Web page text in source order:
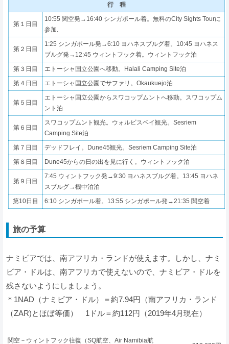
行 程
第１日目
10:55 関空発→16:40 シンガポール着。無料のCity Sights Tourに
参加.
第２日目
1:25 シンガポール発→6:10 ヨハネスブルグ着。10:45 ヨハネス
ブルグ発→12:45 ウィントフック着。ウィントフック泊
第３日目
エトーシャ国立公園へ移動。Halali Camping Site泊
第４日目
エトーシャ国立公園でサファリ。Okaukuejo泊
第５日目
エトーシャ国立公園からスワコップムントへ移動。スワコップム
ント泊
第６日目
スワコップムント観光。ウォルビスベイ観光。Sesriem
Camping Site泊
第７日目
デッドフレイ。Dune45観光。Sesriem Camping Site泊
第８日目
Dune45からの日の出を見に行く。ウィントフック泊
第９日目
7:45 ウィントフック発→9:30 ヨハネスブルグ着。13:45 ヨハネ
スブルグ→機中泊泊
第10日目
6:10 シンガポール着。13:55 シンガポール発→21:35 関空着
旅の予算
ナミビアでは、南アフリカ・ランドが使えます。しかし、ナミ
ビア・ドルは、南アフリカで使えないので、ナミビア・ドルを
残さないようにしましょう。
＊1NAD（ナミビア・ドル）＝約7.94円（南アフリカ・ランド
（ZAR)とほぼ等価） 1ドル＝約112円（2019年4月現在）
関空－ウィントフック往復（SQ航空、Air Namibia航